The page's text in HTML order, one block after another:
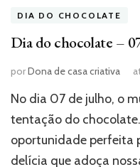
DIA DO CHOCOLATE
Dia do chocolate –
porDona de casa criativa
No dia 07 de julho, o
tentação do
oportunidade perfeita
delícia que adoça